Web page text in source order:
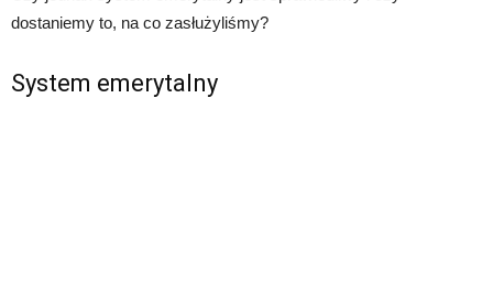
dostaniemy to, na co zasłużyliśmy?
System emerytalny